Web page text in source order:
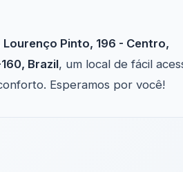
Lourenço Pinto, 196 - Centro,
Brazil, um local de fácil
Esperamos por você!